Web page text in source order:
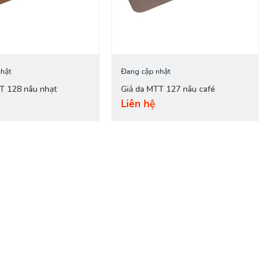
của bạn!
0975.301.462).
128 nâu nhạt
Đang cập nhật
Giả da MTT 127 nâu café
Liên hệ